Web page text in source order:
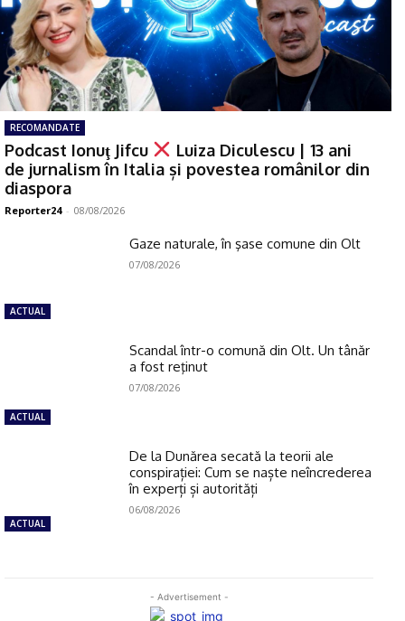
RECOMANDATE
Podcast Ionuţ Jifcu
Luiza Diculescu | 13 ani
de jurnalism în Italia și povestea românilor din
diaspora
Reporter24 - 08/08/2026
ACTUAL
Gaze naturale, în şase comune din Olt
07/08/2026
ACTUAL
Scandal într-o comună din Olt. Un tânăr
a fost reţinut
07/08/2026
ACTUAL
De la Dunărea secată la teorii ale
conspirației: Cum se naște neîncrederea
în experți și autorități
06/08/2026
- Advertisement -